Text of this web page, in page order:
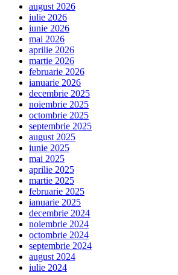
august 2026
iulie 2026
iunie 2026
mai 2026
aprilie 2026
martie 2026
februarie 2026
ianuarie 2026
decembrie 2025
noiembrie 2025
octombrie 2025
septembrie 2025
august 2025
iunie 2025
mai 2025
aprilie 2025
martie 2025
februarie 2025
ianuarie 2025
decembrie 2024
noiembrie 2024
octombrie 2024
septembrie 2024
august 2024
iulie 2024